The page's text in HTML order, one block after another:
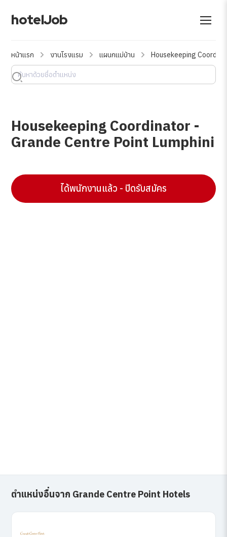
hotelJob
หน้าแรก งานโรงแรม แผนกแม่บ้าน Housekeeping
Housekeeping Coordinator -
Grande Centre Point Lumphini
ได้พนักงานแล้ว - ปิดรับสมัคร
ตำแหน่งอื่นจาก Grande Centre Point Hotels